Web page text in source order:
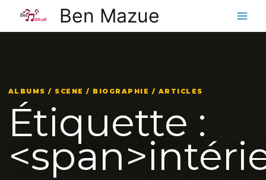
contenu
Ben Mazue
ALBUMS / SCENE / BIOGRAPHIE / ARTICLES
Étiquette :